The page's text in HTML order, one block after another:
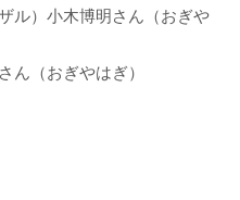
ル）小木博明さん（おぎや
ん（おぎやはぎ）